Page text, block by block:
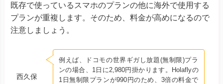
既存で使っているスマホのプランの他に海外で使用する
プランが重複します。そのため、料金が高めになるので
注意しましょう。
西久保
例えば、ドコモの世界ギガし放題(無制限)プラ
ンの場合、1日に2,980円掛かります。Holaflyの
1日無制限プランが990円のため、3倍の料金で